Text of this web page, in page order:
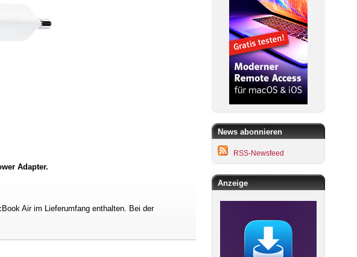
Adapter.
Air im Lieferumfang enthalten. Bei der
News abonnieren
RSS-Newsfeed
Anzeige